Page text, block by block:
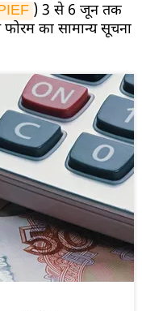
) 3 से 6 जून तक
का सामान्य सूचना